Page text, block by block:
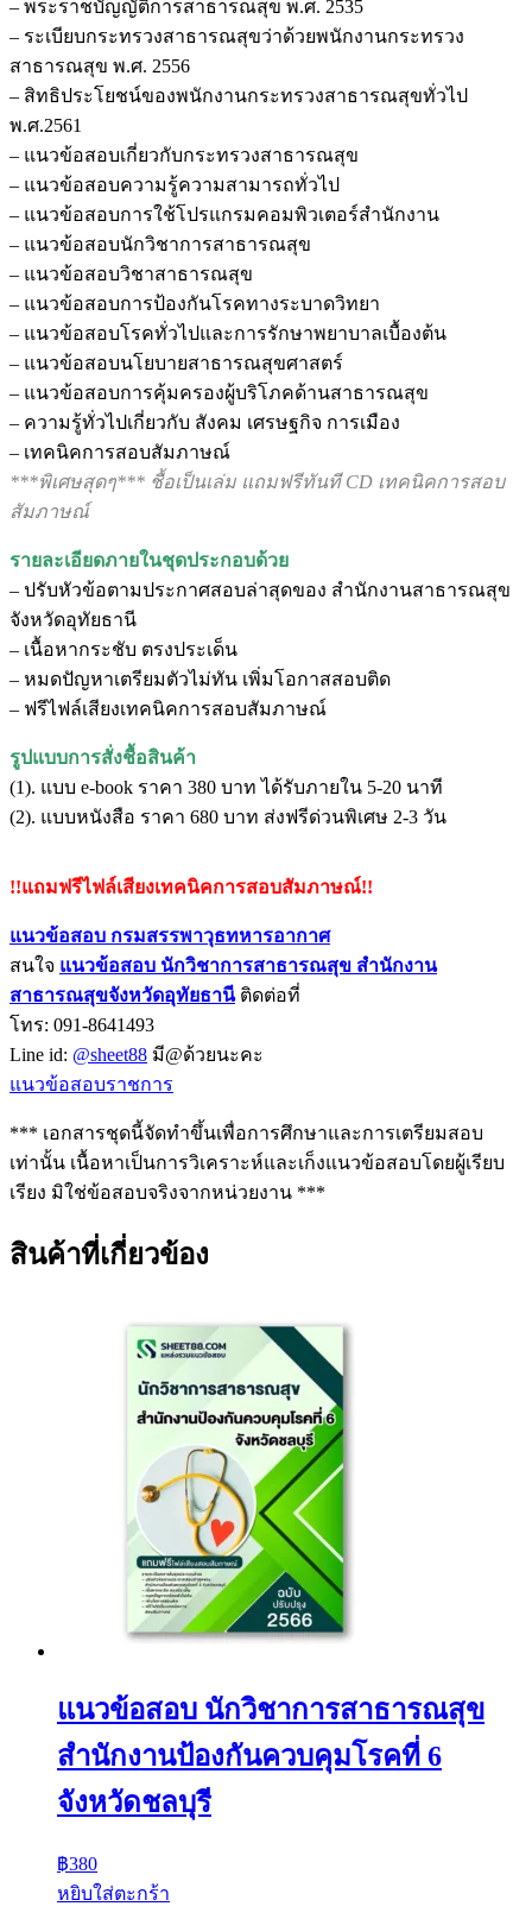
– พระราชบัญญัติการสาธารณสุข พ.ศ. 2535
– ระเบียบกระทรวงสาธารณสุขว่าด้วยพนักงานกระทรวง
สาธารณสุข พ.ศ. 2556
– สิทธิประโยชน์ของพนักงานกระทรวงสาธารณสุขทั่วไป
พ.ศ.2561
– แนวข้อสอบเกี่ยวกับกระทรวงสาธารณสุข
– แนวข้อสอบความรู้ความสามารถทั่วไป
– แนวข้อสอบการใช้โปรแกรมคอมพิวเตอร์สำนักงาน
– แนวข้อสอบนักวิชาการสาธารณสุข
– แนวข้อสอบวิชาสาธารณสุข
– แนวข้อสอบการป้องกันโรคทางระบาดวิทยา
– แนวข้อสอบโรคทั่วไปและการรักษาพยาบาลเบื้องต้น
– แนวข้อสอบนโยบายสาธารณสุขศาสตร์
– แนวข้อสอบการคุ้มครองผู้บริโภคด้านสาธารณสุข
– ความรู้ทั่วไปเกี่ยวกับ สังคม เศรษฐกิจ การเมือง
– เทคนิคการสอบสัมภาษณ์
***พิเศษสุดๆ*** ชื้อเป็นเล่ม แถมฟรีทันที CD เทคนิคการสอบ
สัมภาษณ์
รายละเอียดภายในชุดประกอบด้วย
– ปรับหัวข้อตามประกาศสอบล่าสุดของ สำนักงานสาธารณสุข
จังหวัดอุทัยธานี
– เนื้อหากระชับ ตรงประเด็น
– หมดปัญหาเตรียมตัวไม่ทัน เพิ่มโอกาสสอบติด
– ฟรีไฟล์เสียงเทคนิคการสอบสัมภาษณ์
รูปแบบการสั่งชื้อสินค้า
(1). แบบ e-book ราคา 380 บาท ได้รับภายใน 5-20 นาที
(2). แบบหนังสือ ราคา 680 บาท ส่งฟรีด่วนพิเศษ 2-3 วัน
!!แถมฟรีไฟล์เสียงเทคนิคการสอบสัมภาษณ์!!
แนวข้อสอบ กรมสรรพาวุธทหารอากาศ
สนใจ แนวข้อสอบ นักวิชาการสาธารณสุข สำนักงาน
สาธารณสุขจังหวัดอุทัยธานีติดต่อที่
โทร: 091-8641493
Line id: @sheet88 มี@ด้วยนะคะ
แนวข้อสอบราชการ
*** เอกสารชุดนี้จัดทำขึ้นเพื่อการศึกษาและการเตรียมสอบ
เท่านั้น เนื้อหาเป็นการวิเคราะห์และเก็งแนวข้อสอบโดยผู้เรียบ
เรียง มิใช่ข้อสอบจริงจากหน่วยงาน ***
สินค้าที่เกี่ยวข้อง
แนวข้อสอบ นักวิชาการสาธารณสุข
สํานักงานป้องกันควบคุมโรคที่ 6
จังหวัดชลบุรี
฿380
หยิบใส่ตะกร้า